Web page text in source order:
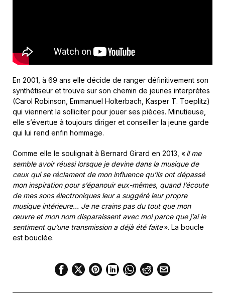
En 2001, à 69 ans elle décide de ranger définitivement son
synthétiseur et trouve sur son chemin de jeunes interprètes
(Carol Robinson, Emmanuel Holterbach, Kasper T. Toeplitz)
qui viennent la solliciter pour jouer ses pièces. Minutieuse,
elle s’évertue à toujours diriger et conseiller la jeune garde
qui lui rend enfin hommage.
Comme elle le soulignait à Bernard Girard en 2013, «il me
semble avoir réussi lorsque je devine dans la musique de
ceux qui se réclament de mon influence qu’ils ont dépassé
mon inspiration pour s’épanouir eux-mêmes, quand l’écoute
de mes sons électroniques leur a suggéré leur propre
musique intérieure… Je ne crains pas du tout que mon
œuvre et mon nom disparaissent avec moi parce que j’ai le
sentiment qu’une transmission a déjà été faite». La boucle
est bouclée.